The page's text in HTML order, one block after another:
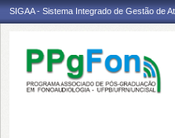
SIGAA - Sistema Integrado de Gestão de